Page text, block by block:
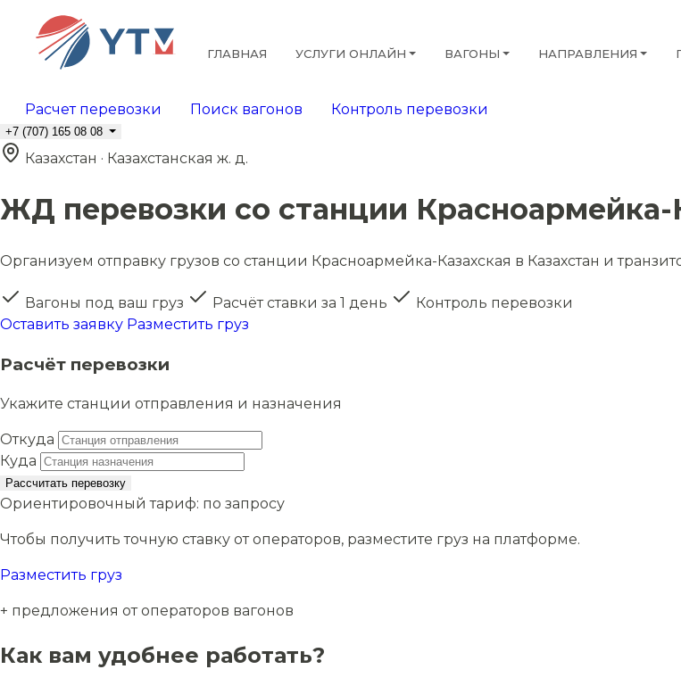
ГЛАВНАЯ УСЛУГИ ОНЛАЙН ВАГОНЫ НАПРАВЛЕНИЯ
Расчет перевозки Поиск вагонов Контроль перевозки
+7 (707) 165 08 08
Казахстан · Казахстанская ж. д.
ЖД перевозки со станции Красноармейка-
Организуем отправку грузов со станции Красноармейка-Казахская в Казахстан и
Вагоны под ваш груз Расчёт ставки за 1 день
Контроль перевозки
Оставить заявку Разместить груз
Расчёт перевозки
Укажите станции отправления и назначения
Откуда
Куда
Рассчитать перевозку
Ориентировочный тариф: по запросу
Чтобы получить точную ставку от операторов, разместите груз на платформе.
Разместить груз
+ предложения от операторов вагонов
Как вам удобнее работать?